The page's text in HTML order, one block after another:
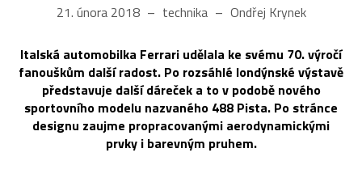
21. února 2018 technika Ondřej Krynek
Italská automobilka Ferrari udělala ke svému 70. výročí
fanouškům další radost. Po rozsáhlé londýnské výstavě
představuje další dáreček a to v podobě nového
sportovního modelu nazvaného 488 Pista. Po stránce
designu zaujme propracovanými aerodynamickými
prvky i barevným pruhem.